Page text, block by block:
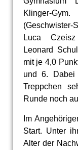
Klinger-
(Geschwister-
Luca
Leonard
mit je 4,0
und 6.
Treppchen
Runde noch
Im
Start. Unter
Alter der